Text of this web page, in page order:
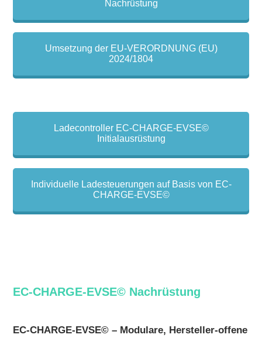
Nachrüstung
Umsetzung der EU-VERORDNUNG (EU)
2024/1804
Ladecontroller EC-CHARGE-EVSE©
Initialausrüstung
Individuelle Ladesteuerungen auf Basis von EC-
CHARGE-EVSE©
EC-CHARGE-EVSE© Nachrüstung
EC-CHARGE-EVSE© – Modulare, Hersteller-offene